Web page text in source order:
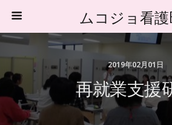
ムコジョ看護
2019年02月01日
再就業支援